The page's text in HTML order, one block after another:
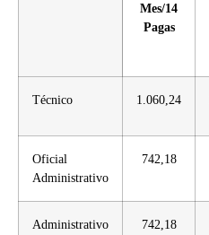
Mes/14
Pagas
Técnico 1.060,24
Oficial
Administrativo
742,18
Administrativo 742,18